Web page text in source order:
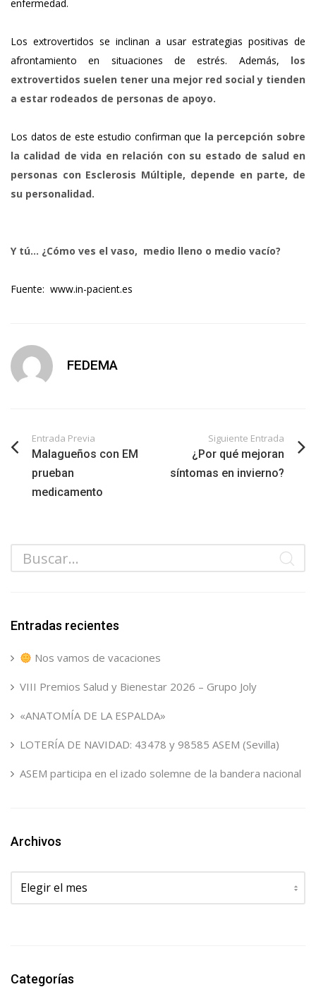
enfermedad.
Los extrovertidos se inclinan a usar estrategias positivas de
afrontamiento en situaciones de estrés. Además, los
extrovertidos suelen tener una mejor red social y tienden
a estar rodeados de personas de apoyo.
Los datos de este estudio confirman que la percepción sobre
la calidad de vida en relación con su estado de salud en
personas con Esclerosis Múltiple, depende en parte, de
su personalidad.
Y tú… ¿Cómo ves el vaso, medio lleno o medio vacío?
Fuente: www.in-pacient.es
FEDEMA
Entrada Previa
Malagueños con EM
prueban
medicamento
Siguiente Entrada
¿Por qué mejoran
síntomas en invierno?
Entradas recientes
Nos vamos de vacaciones
VIII Premios Salud y Bienestar 2026 – Grupo Joly
«ANATOMÍA DE LA ESPALDA»
LOTERÍA DE NAVIDAD: 43478 y 98585 ASEM (Sevilla)
ASEM participa en el izado solemne de la bandera nacional
Archivos
Archivos
Categorías